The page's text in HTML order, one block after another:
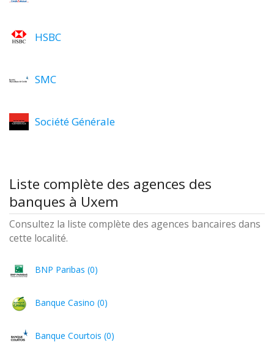
HSBC
SMC
Société Générale
Liste complète des agences des
banques à Uxem
Consultez la liste complète des agences bancaires dans
cette localité.
BNP Paribas (0)
Banque Casino (0)
Banque Courtois (0)